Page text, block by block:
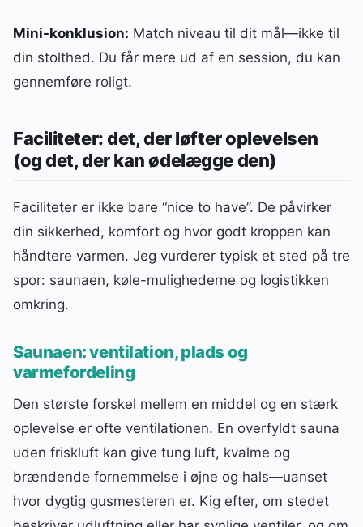
Mini-konklusion: Match niveau til dit mål—ikke til
din stolthed. Du får mere ud af en session, du kan
gennemføre roligt.
Faciliteter: det, der løfter oplevelsen
(og det, der kan ødelægge den)
Faciliteter er ikke bare “nice to have”. De påvirker
din sikkerhed, komfort og hvor godt kroppen kan
håndtere varmen. Jeg vurderer typisk et sted på tre
spor: saunaen, køle-mulighederne og logistikken
omkring.
Saunaen: ventilation, plads og
varmefordeling
Den største forskel mellem en middel og en stærk
oplevelse er ofte ventilationen. En overfyldt sauna
uden friskluft kan give tung luft, kvalme og
brændende fornemmelse i øjne og hals—uanset
hvor dygtig gusmesteren er. Kig efter, om stedet